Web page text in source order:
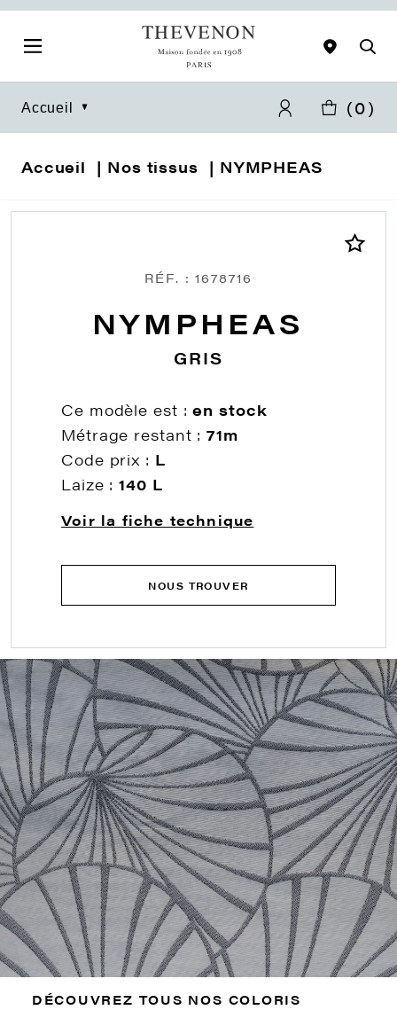
Accueil (0)
Accueil Nos tissus NYMPHEAS
RÉF. : 1678716
NYMPHEAS
GRIS
Ce modèle est :en stock
Métrage restant :71m
Code prix : L
Laize :140 L
Voir la fiche technique
NOUS TROUVER
DÉCOUVREZ TOUS NOS COLORIS